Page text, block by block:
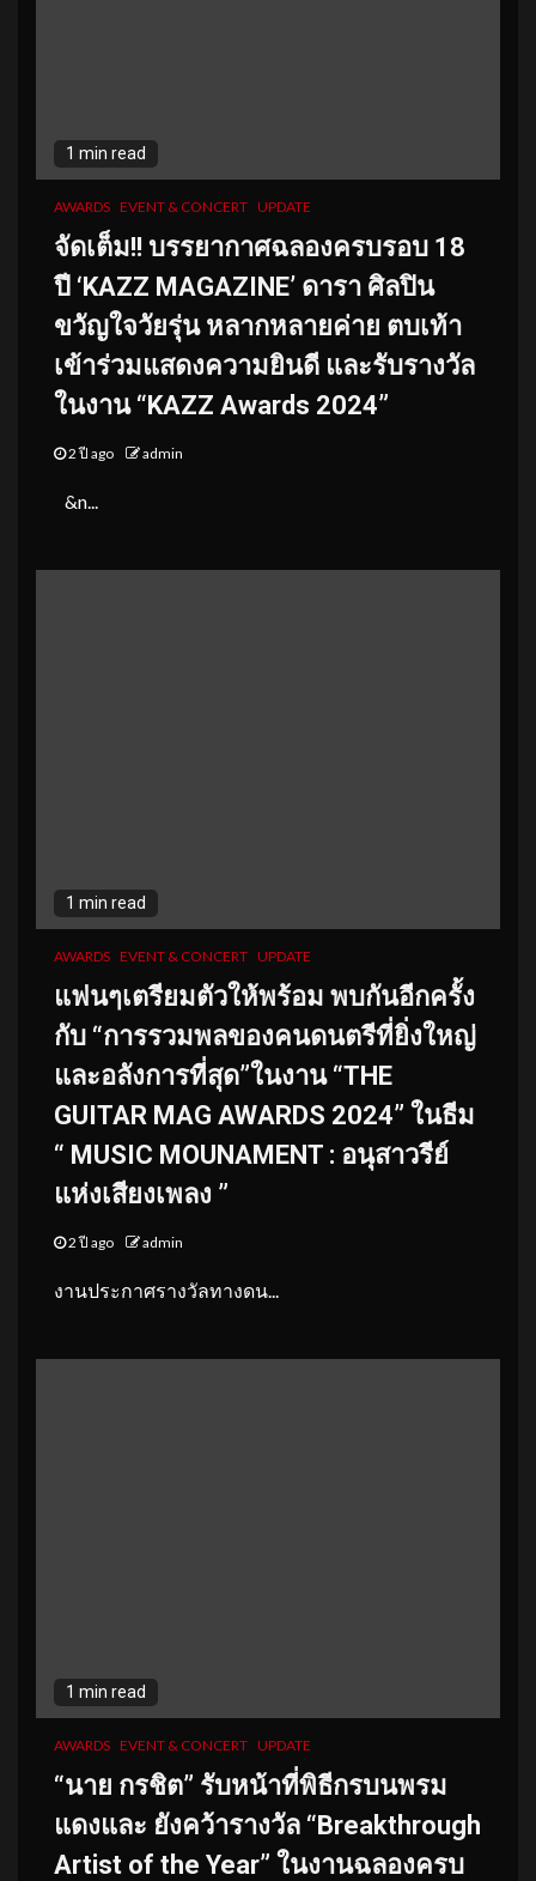
1 min read
AWARDS EVENT & CONCERT UPDATE
จัดเต็ม!! บรรยากาศฉลองครบรอบ 18
ปี ‘KAZZ MAGAZINE’ ดารา ศิลปิน
ขวัญใจวัยรุ่น หลากหลายค่าย ตบเท้า
เข้าร่วมแสดงความยินดี และรับรางวัล
ในงาน “KAZZ Awards 2024”
2 ปี ago admin
&n...
1 min read
AWARDS EVENT & CONCERT UPDATE
แฟนๆเตรียมตัวให้พร้อม พบกันอีกครั้ง
กับ “การรวมพลของคนดนตรีที่ยิ่งใหญ่
และอลังการที่สุด”ในงาน “THE
GUITAR MAG AWARDS 2024” ในธีม
“ MUSIC MOUNAMENT : อนุสาวรีย์
แห่งเสียงเพลง ”
2 ปี ago admin
งานประกาศรางวัลทางดน...
1 min read
AWARDS EVENT & CONCERT UPDATE
“นาย กรชิต” รับหน้าที่พิธีกรบนพรม
แดงและ ยังคว้ารางวัล “Breakthrough
Artist of the Year” ในงานฉลองครบ